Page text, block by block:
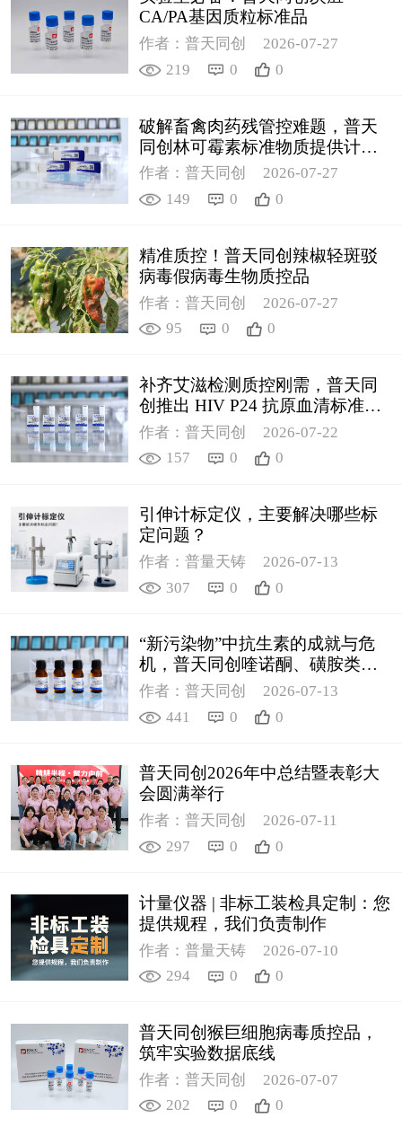
CA/PA基因质粒标准品
作者：普天同创
2026-07-27
219
0 0
破解畜禽肉药残管控难题，普天
同创林可霉素标准物质提供计量
支撑
作者：普天同创
2026-07-27
149
0 0
精准质控！普天同创辣椒轻斑驳
病毒假病毒生物质控品
作者：普天同创
2026-07-27
95
0 0
补齐艾滋检测质控刚需，普天同
创推出 HIV P24 抗原血清标准物
质
作者：普天同创
2026-07-22
157
0 0
引伸计标定仪，主要解决哪些标
定问题？
作者：普量天铸
2026-07-13
307
0 0
“新污染物”中抗生素的成就与危
机，普天同创喹诺酮、磺胺类质
控新品筑牢环境安全防线
作者：普天同创
2026-07-13
441
0 0
普天同创2026年中总结暨表彰大
会圆满举行
作者：普天同创
2026-07-11
297
0 0
计量仪器 | 非标工装检具定制：您
提供规程，我们负责制作
作者：普量天铸
2026-07-10
294
0 0
普天同创猴巨细胞病毒质控品，
筑牢实验数据底线
作者：普天同创
2026-07-07
202
0 0